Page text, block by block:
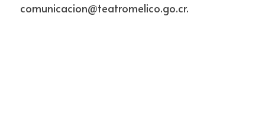
comunicacion@teatromelico.go.cr.